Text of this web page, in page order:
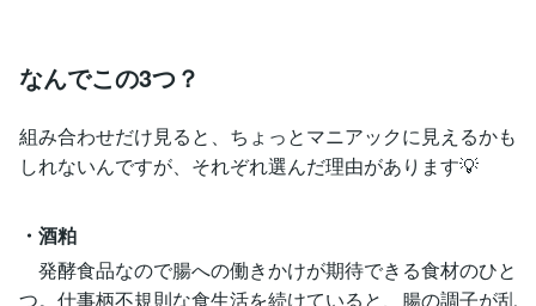
なんでこの3つ？
組み合わせだけ見ると、ちょっとマニアックに見えるかも
しれないんですが、それぞれ選んだ理由があります💡
・酒粕
発酵食品なので腸への働きかけが期待できる食材のひと
つ。仕事柄不規則な食生活を続けていると、腸の調子が乱